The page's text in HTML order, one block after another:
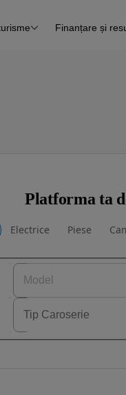
Finanțare și
Platforma ta
Electrice Piese